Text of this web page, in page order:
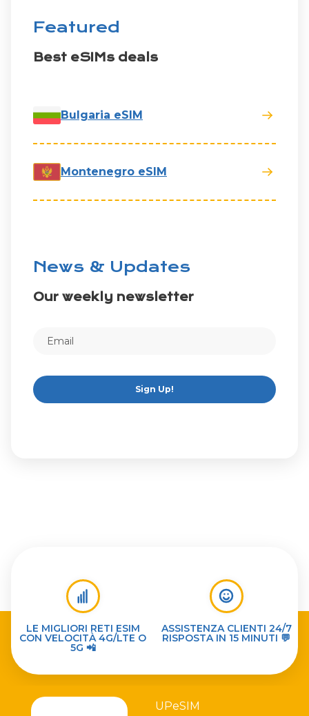
Featured
Best eSIMs deals
Bulgaria eSIM
Montenegro eSIM
News & Updates
Our weekly newsletter
Sign Up!
LE MIGLIORI RETI ESIM
CON VELOCITÀ 4G/LTE O
5G 📲
ASSISTENZA CLIENTI 24/7
RISPOSTA IN 15 MINUTI 💬
UPeSIM